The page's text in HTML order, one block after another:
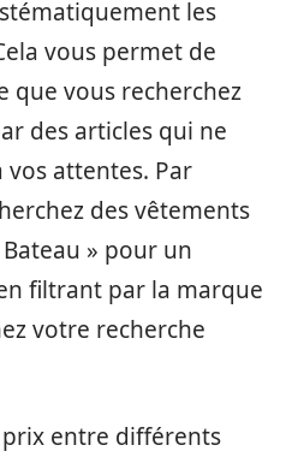
les
vous permet de
que vous recherchez
des articles qui ne
attentes. Par
des vêtements
» pour un
filtrant par la marque
votre recherche
entre différents